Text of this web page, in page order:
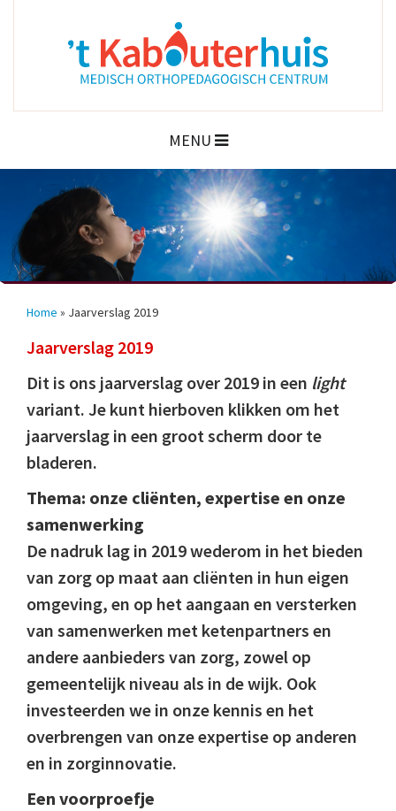
MENU
Home » Jaarverslag 2019
Jaarverslag 2019
Dit is ons jaarverslag over 2019 in een light
variant. Je kunt hierboven klikken om het
jaarverslag in een groot scherm door te
bladeren.
Thema: onze cliënten, expertise en onze
samenwerking
De nadruk lag in 2019 wederom in het bieden
van zorg op maat aan cliënten in hun eigen
omgeving, en op het aangaan en versterken
van samenwerken met ketenpartners en
andere aanbieders van zorg, zowel op
gemeentelijk niveau als in de wijk. Ook
investeerden we in onze kennis en het
overbrengen van onze expertise op anderen
en in zorginnovatie.
Een voorproefje